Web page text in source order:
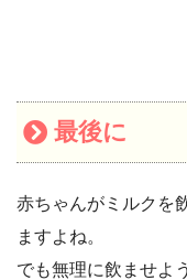
最後に
赤ちゃんがミルクを
ますよね。
でも無理に飲ませよ